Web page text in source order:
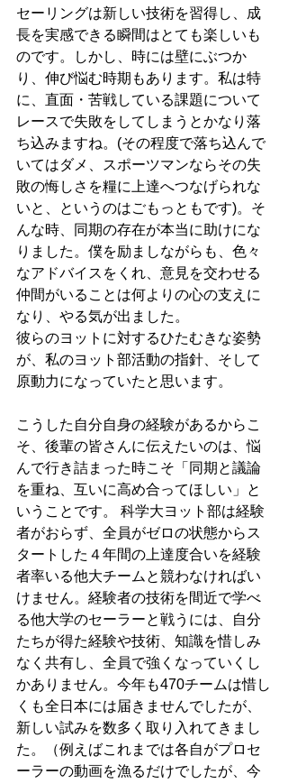
セーリングは新しい技術を習得し、成
長を実感できる瞬間はとても楽しいも
のです。しかし、時には壁にぶつか
り、伸び悩む時期もあります。私は特
に、直面・苦戦している課題について
レースで失敗をしてしまうとかなり落
ち込みますね。(その程度で落ち込んで
いてはダメ、スポーツマンならその失
敗の悔しさを糧に上達へつなげられな
いと、というのはごもっともです)。そ
んな時、同期の存在が本当に助けにな
りました。僕を励ましながらも、色々
なアドバイスをくれ、意見を交わせる
仲間がいることは何よりの心の支えに
なり、やる気が出ました。
彼らのヨットに対するひたむきな姿勢
が、私のヨット部活動の指針、そして
原動力になっていたと思います。
こうした自分自身の経験があるからこ
そ、後輩の皆さんに伝えたいのは、悩
んで行き詰まった時こそ「同期と議論
を重ね、互いに高め合ってほしい」と
いうことです。 科学大ヨット部は経験
者がおらず、全員がゼロの状態からス
タートした４年間の上達度合いを経験
者率いる他大チームと競わなければい
けません。経験者の技術を間近で学べ
る他大学のセーラーと戦うには、自分
たちが得た経験や技術、知識を惜しみ
なく共有し、全員で強くなっていくし
かありません。今年も470チームは惜し
くも全日本には届きませんでしたが、
新しい試みを数多く取り入れてきまし
た。（例えばこれまでは各自がプロセ
ーラーの動画を漁るだけでしたが、今